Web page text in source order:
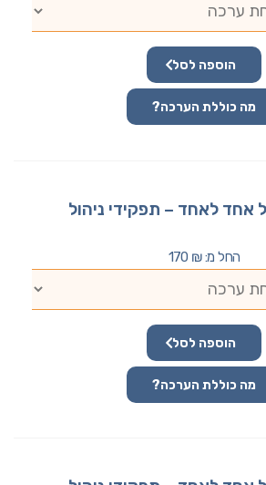
הוספה לסל
מה כוללת הערכה?
החל מ: 170 ₪
הוספה לסל
מה כוללת הערכה?